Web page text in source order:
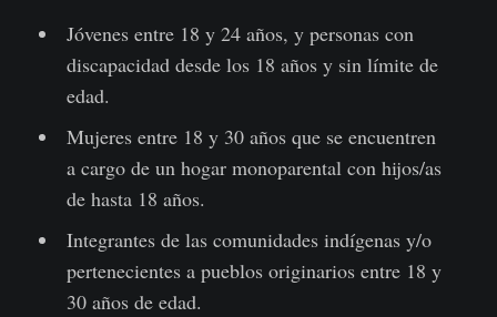
Jóvenes entre 18 y 24 años, y personas con
discapacidad desde los 18 años y sin límite de
edad.
Mujeres entre 18 y 30 años que se encuentren
a cargo de un hogar monoparental con hijos/as
de hasta 18 años.
Integrantes de las comunidades indígenas y/o
pertenecientes a pueblos originarios entre 18 y
30 años de edad.